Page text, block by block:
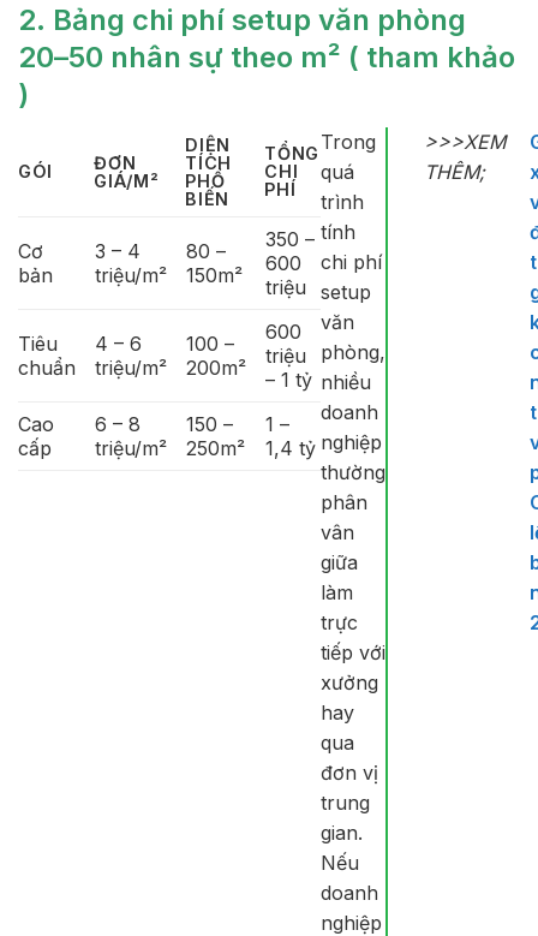
2. Bảng chi phí setup văn phòng
20–50 nhân sự theo m² ( tham khảo
)
GÓI
ĐƠN
GIÁ/M²
DIỆN
TÍCH
PHỔ
BIẾN
TỔNG
CHI
PHÍ
Cơ
bản
3 – 4
triệu/m²
80 –
150m²
350 –
600
triệu
Tiêu
chuẩn
4 – 6
triệu/m²
100 –
200m²
600
triệu
– 1 tỷ
Cao
cấp
6 – 8
triệu/m²
150 –
250m²
1 –
1,4 tỷ
Trong
quá
trình
tính
chi phí
setup
văn
phòng,
nhiều
doanh
nghiệp
thường
phân
vân
giữa
làm
trực
tiếp với
xưởng
hay
qua
đơn vị
trung
gian.
Nếu
doanh
nghiệp
>>>XEM
THÊM;